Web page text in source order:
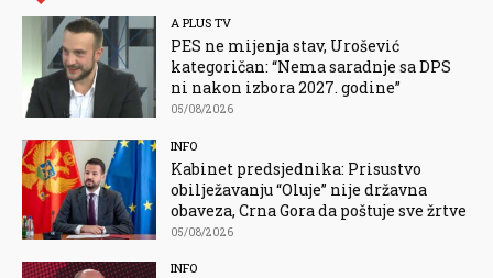
A PLUS TV
PES ne mijenja stav, Urošević
kategoričan: “Nema saradnje sa DPS
ni nakon izbora 2027. godine”
05/08/2026
INFO
Kabinet predsjednika: Prisustvo
obilježavanju “Oluje” nije državna
obaveza, Crna Gora da poštuje sve žrtve
05/08/2026
INFO